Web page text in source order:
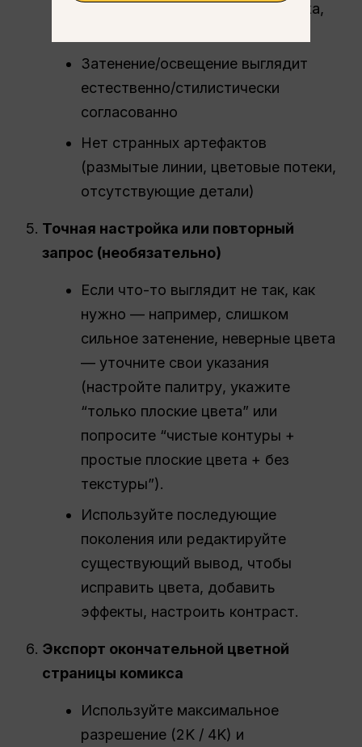
Цвета нанесены правильно (кожа,
Затенение/освещение выглядит
естественно/стилистически
согласованно
Нет странных артефактов
(размытые линии, цветовые потеки,
отсутствующие детали)
Точная настройка или повторный
запрос (необязательно)
Если что-то выглядит не так, как
нужно — например, слишком
сильное затенение, неверные цвета
— уточните свои указания
(настройте палитру, укажите
“только плоские цвета” или
попросите “чистые контуры +
простые плоские цвета + без
текстуры”).
Используйте последующие
поколения или редактируйте
существующий вывод, чтобы
исправить цвета, добавить
эффекты, настроить контраст.
Экспорт окончательной цветной
страницы комикса
Используйте максимальное
разрешение (2K / 4K) и